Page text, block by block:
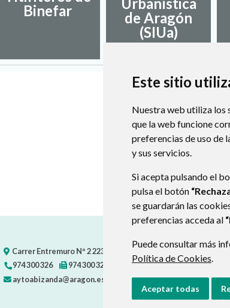
Este sitio
Nuestra web utiliza los
que la web funcione
preferencias de uso de
y sus servicios.
Si acepta pulsando el
pulsa el botón
se guardarán las
preferencias acceda al
Puede consultar más
Política de Cookies.
Aceptar todas
Binefar
de Aragón
(SIUa)
Carrer Entremuro Nº 222392
974 300 326
974 300 326
aytoabizanda@aragon.es